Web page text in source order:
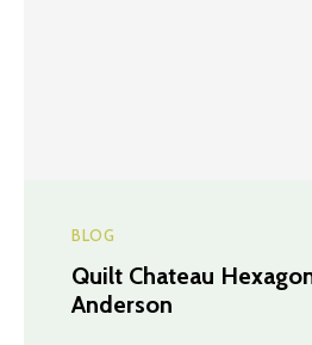
BLOG
Quilt Chateau
Anderson